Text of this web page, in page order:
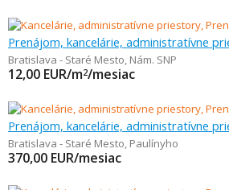
Prenájom, kancelárie, administratívne
Bratislava - Staré Mesto, Nám. SNP
12,00 EUR/m2/mesiac
Prenájom, kancelárie, administratívne
Bratislava - Staré Mesto, Paulínyho
370,00 EUR/mesiac